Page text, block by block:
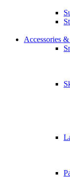
Accessories